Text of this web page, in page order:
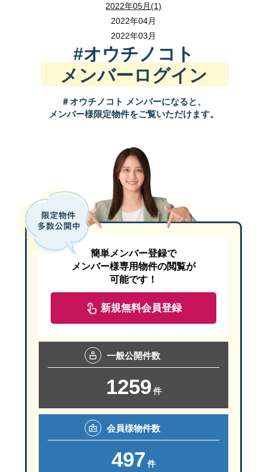
2022年05月(1)
2022年04月
2022年03月
将来のために知っておこう 遺産分割 と 空き家 の
２０２５年３月３０日（ 日）１０：００～１２：
会場 ： 狭山市産業労働センター ２Ｆ 『 異業種交流スペース
住所 ： 狭山市入間川１丁目３－３ （ ご来場での参加場所です
狭山市駅から徒歩３分
『 狭山市駅西口駐車場 』（有料）がすぐ近くです。
「狭山市 産業労働センター」の北西側（左上側）のグレーの建物
#オウチノコト
メンバーログイン
＃オウチノコト メンバーになると、
メンバー様限定物件をご覧いただけます。
簡単メンバー登録で
メンバー様専用物件の閲覧が
可能です！
新規無料会員登録
一般公開件数
1259 件
会員様物件数
497 件